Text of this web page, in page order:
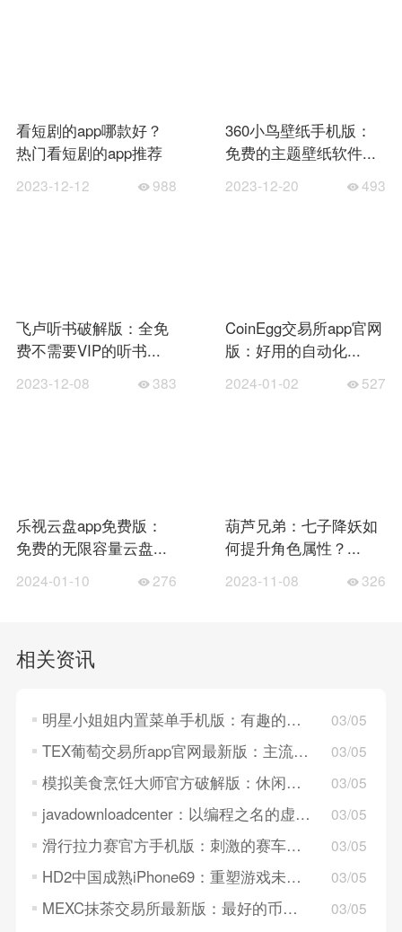
看短剧的app哪款好？
热门看短剧的app推荐
2023-12-12 988
360小鸟壁纸手机版：
免费的主题壁纸软件...
2023-12-20 493
飞卢听书破解版：全免
费不需要VIP的听书...
2023-12-08 383
CoinEgg交易所app官网
版：好用的自动化...
2024-01-02 527
乐视云盘app免费版：
免费的无限容量云盘...
2024-01-10 276
葫芦兄弟：七子降妖如
何提升角色属性？...
2023-11-08 326
相关资讯
明星小姐姐内置菜单手机版：有趣的动作闯关游戏，画面清晰！ 03/05
TEX葡萄交易所app官网最新版：主流数字货币交易所，动态信息预测！ 03/05
模拟美食烹饪大师官方破解版：休闲的模拟经营游戏，可以随时享受！ 03/05
javadownloadcenter：以编程之名的虚拟冒险之旅 03/05
滑行拉力赛官方手机版：刺激的赛车竞速游戏，没有时间限制！ 03/05
HD2中国成熟iPhone69：重塑游戏未来的新起点 03/05
MEXC抹茶交易所最新版：最好的币市交易所，值得信赖！ 03/05